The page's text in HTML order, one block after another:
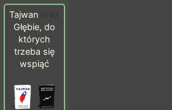
Tajwan
Głębie, do
których
trzeba się
wspiąć